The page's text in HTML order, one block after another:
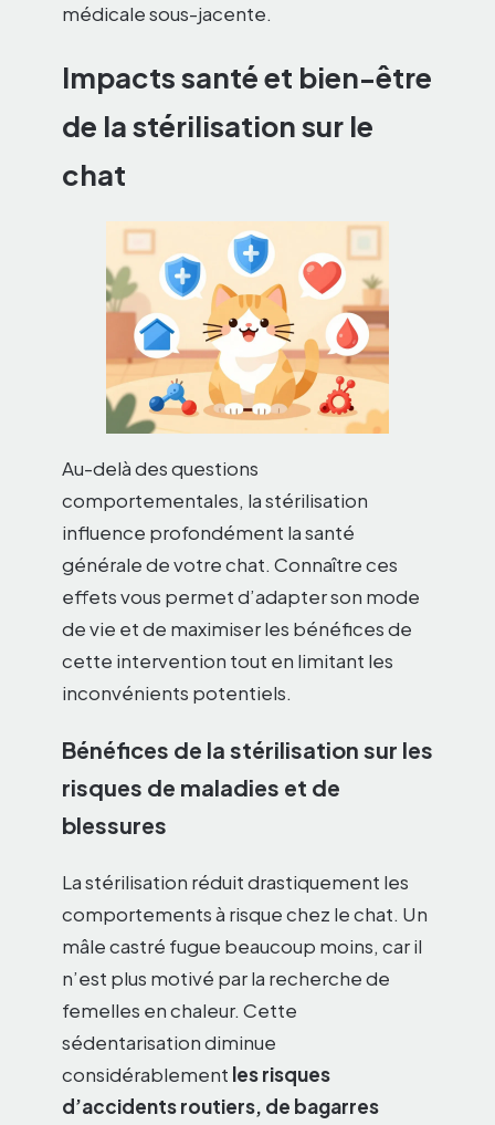
médicale sous-jacente.
Impacts santé et bien-être
de la stérilisation sur le
chat
Au-delà des questions
comportementales, la stérilisation
influence profondément la santé
générale de votre chat. Connaître ces
effets vous permet d’adapter son mode
de vie et de maximiser les bénéfices de
cette intervention tout en limitant les
inconvénients potentiels.
Bénéfices de la stérilisation sur les
risques de maladies et de
blessures
La stérilisation réduit drastiquement les
comportements à risque chez le chat. Un
mâle castré fugue beaucoup moins, car il
n’est plus motivé par la recherche de
femelles en chaleur. Cette
sédentarisation diminue
considérablement les risques
d’accidents routiers, de bagarres